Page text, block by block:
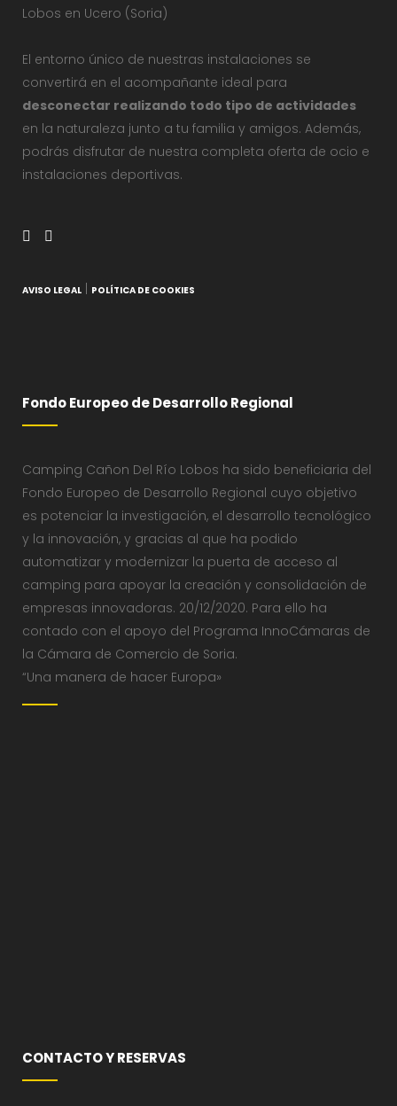
Lobos en Ucero (Soria)
El entorno único de nuestras instalaciones se
convertirá en el acompañante ideal para
desconectar realizando todo tipo de actividades
en la naturaleza junto a tu familia y amigos. Además,
podrás disfrutar de nuestra completa oferta de ocio e
instalaciones deportivas.
AVISO LEGAL POLÍTICA DE COOKIES
Fondo Europeo de Desarrollo Regional
Camping Cañon Del Río Lobos ha sido beneficiaria del
Fondo Europeo de Desarrollo Regional cuyo objetivo
es potenciar la investigación, el desarrollo tecnológico
y la innovación, y gracias al que ha podido
automatizar y modernizar la puerta de acceso al
camping para apoyar la creación y consolidación de
empresas innovadoras. 20/12/2020. Para ello ha
contado con el apoyo del Programa InnoCámaras de
la Cámara de Comercio de Soria.
“Una manera de hacer Europa»
CONTACTO Y RESERVAS